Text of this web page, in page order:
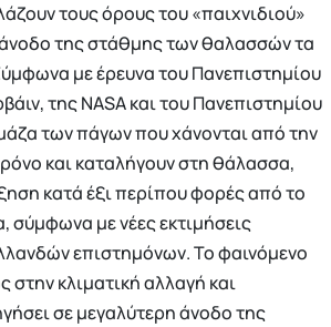
τους όρους του «παιχνιδιού»
της στάθμης των θαλασσών τα
με έρευνα του Πανεπιστημίου
της NASA και του Πανεπιστημίου
των πάγων που χάνονται από την
και καταλήγουν στη θάλασσα,
κατά έξι περίπου φορές από το
σύμφωνα με νέες εκτιμήσεις
επιστημόνων. Το φαινόμενο
στην κλιματική αλλαγή και
σε μεγαλύτερη άνοδο της